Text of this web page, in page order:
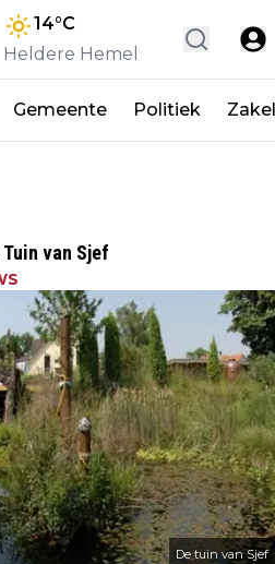
14°C
Heldere Hemel
Gemeente Politiek
van Sjef
De tuin van Sjef